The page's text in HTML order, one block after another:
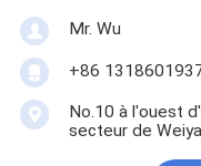
Mr. Wu
+86
No.10 à l'ouest
secteur de